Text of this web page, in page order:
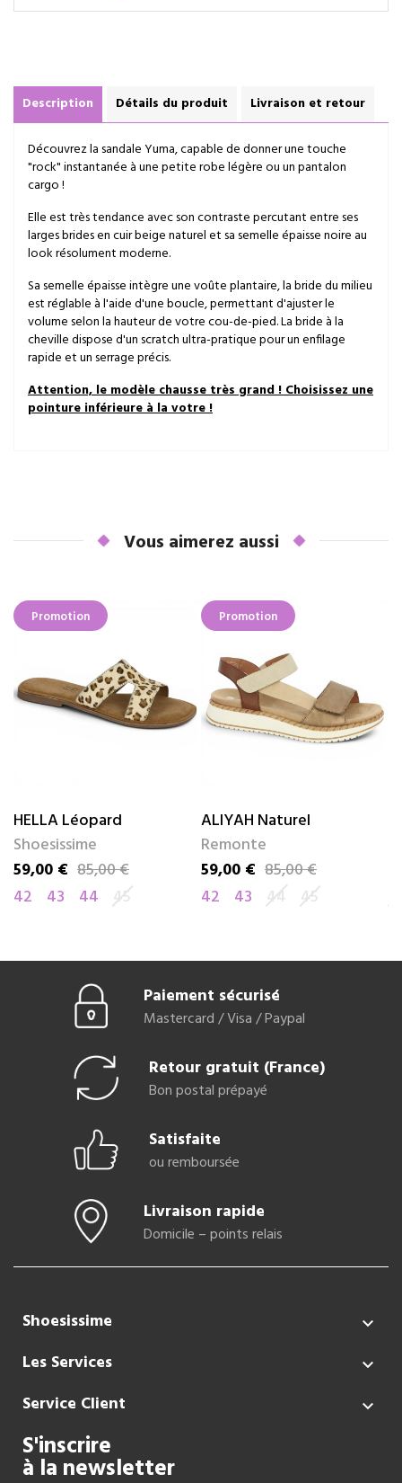
Description Détails du produit Livraison et retour
Découvrez la sandale Yuma, capable de donner une touche
"rock" instantanée à une petite robe légère ou un pantalon
cargo !
Elle est très tendance avec son contraste percutant entre ses
larges brides en cuir beige naturel et sa semelle épaisse noire au
look résolument moderne.
Sa semelle épaisse intègre une voûte plantaire, la bride du milieu
est réglable à l'aide d'une boucle, permettant d'ajuster le
volume selon la hauteur de votre cou-de-pied. La bride à la
cheville dispose d'un scratch ultra-pratique pour un enfilage
rapide et un serrage précis.
Attention, le modèle chausse très grand ! Choisissez une
pointure inférieure à la votre !
Vous aimerez aussi
Promotion
HELLA Léopard
Shoesissime
Prix
59,00 €
Prix de base85,00 €
42
43 44 45
Promotion
ALIYAH Naturel
Remonte
Prix
59,00 €
Prix de base85,00 €
42
43 44 45
Paiement sécurisé
Mastercard / Visa / Paypal
Retour gratuit (France)
Bon postal prépayé
Satisfaite
ou remboursée
Livraison rapide
Domicile – points relais
Shoesissime 
Les Services 
Service Client 
S'inscrire
à la newsletter